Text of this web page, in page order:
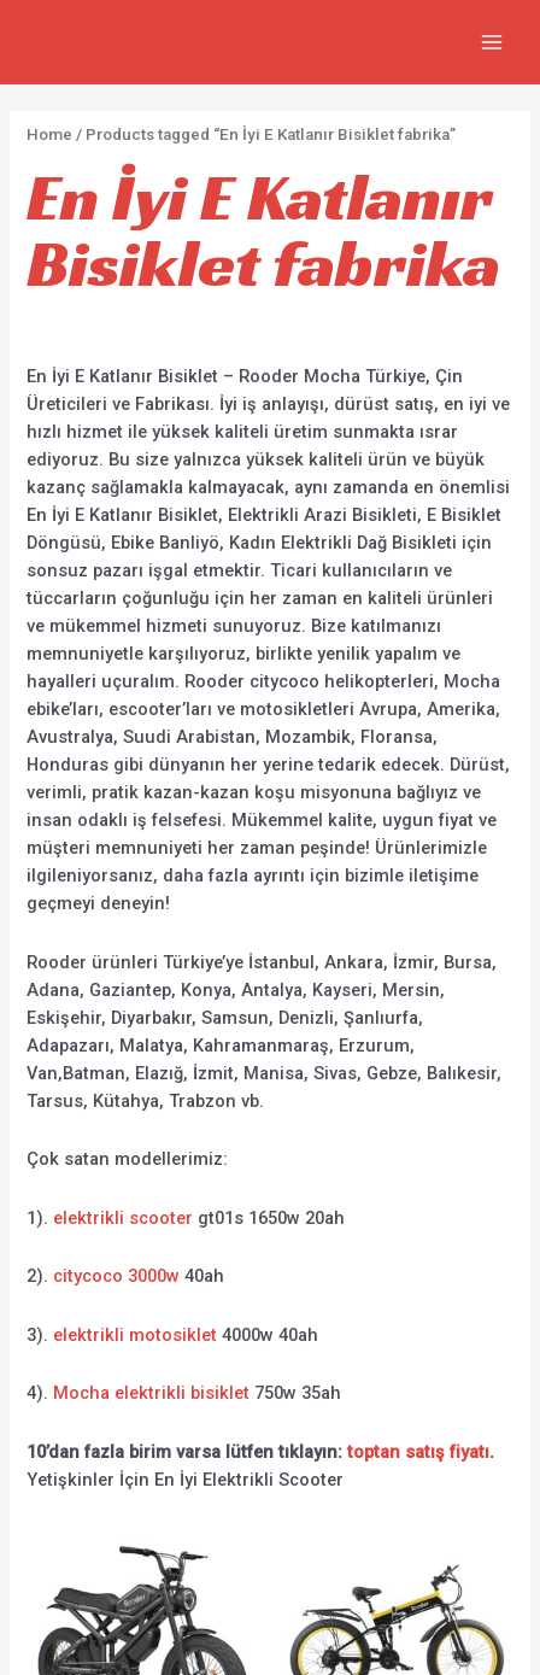
r
u
c
t
0
o
d
u
r
u
c
t
r
u
c
t
Home / Products tagged “En İyi E Katlanır Bisiklet fabrika”
En İyi E Katlanır
Bisiklet fabrika
En İyi E Katlanır Bisiklet – Rooder Mocha Türkiye, Çin
Üreticileri ve Fabrikası. İyi iş anlayışı, dürüst satış, en iyi ve
hızlı hizmet ile yüksek kaliteli üretim sunmakta ısrar
ediyoruz. Bu size yalnızca yüksek kaliteli ürün ve büyük
kazanç sağlamakla kalmayacak, aynı zamanda en önemlisi
En İyi E Katlanır Bisiklet, Elektrikli Arazi Bisikleti, E Bisiklet
Döngüsü, Ebike Banliyö, Kadın Elektrikli Dağ Bisikleti için
sonsuz pazarı işgal etmektir. Ticari kullanıcıların ve
tüccarların çoğunluğu için her zaman en kaliteli ürünleri
ve mükemmel hizmeti sunuyoruz. Bize katılmanızı
memnuniyetle karşılıyoruz, birlikte yenilik yapalım ve
hayalleri uçuralım. Rooder citycoco helikopterleri, Mocha
ebike’ları, escooter’ları ve motosikletleri Avrupa, Amerika,
Avustralya, Suudi Arabistan, Mozambik, Floransa,
Honduras gibi dünyanın her yerine tedarik edecek. Dürüst,
verimli, pratik kazan-kazan koşu misyonuna bağlıyız ve
insan odaklı iş felsefesi. Mükemmel kalite, uygun fiyat ve
müşteri memnuniyeti her zaman peşinde! Ürünlerimizle
ilgileniyorsanız, daha fazla ayrıntı için bizimle iletişime
geçmeyi deneyin!
Rooder ürünleri Türkiye’ye İstanbul, Ankara, İzmir, Bursa,
Adana, Gaziantep, Konya, Antalya, Kayseri, Mersin,
Eskişehir, Diyarbakır, Samsun, Denizli, Şanlıurfa,
Adapazarı, Malatya, Kahramanmaraş, Erzurum,
Van,Batman, Elazığ, İzmit, Manisa, Sivas, Gebze, Balıkesir,
Tarsus, Kütahya, Trabzon vb.
Çok satan modellerimiz:
1). elektrikli scooter gt01s 1650w 20ah
2). citycoco 3000w 40ah
3). elektrikli motosiklet 4000w 40ah
4). Mocha elektrikli bisiklet 750w 35ah
10’dan fazla birim varsa lütfen tıklayın:toptan satış fiyatı.
Yetişkinler İçin En İyi Elektrikli Scooter